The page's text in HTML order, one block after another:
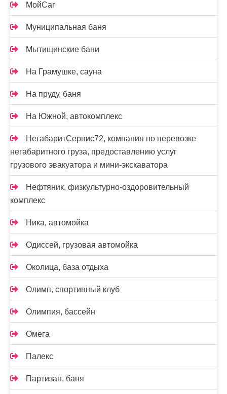
МойCar
Муниципальная баня
Мытищинские бани
На Грамушке, сауна
На пруду, баня
На Южной, автокомплекс
НегабаритСервис72, компания по перевозке
негабаритного груза, предоставлению услуг
грузового эвакуатора и мини-экскаватора
Нефтяник, физкультурно-оздоровительный
комплекс
Ника, автомойка
Одиссей, грузовая автомойка
Околица, база отдыха
Олимп, спортивный клуб
Олимпия, бассейн
Омега
Палекс
Партизан, баня